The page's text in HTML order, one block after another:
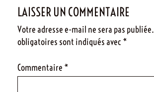
LAISSER UN COMMENTAIRE
Votre adresse e-mail ne sera pas publiée.
obligatoires sont indiqués avec *
Commentaire *